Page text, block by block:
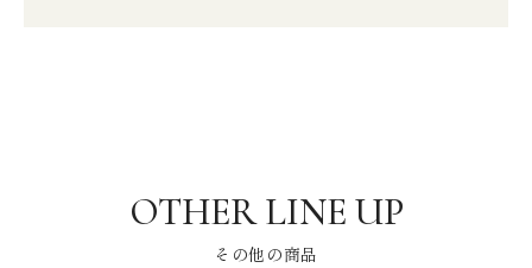
その他の商品